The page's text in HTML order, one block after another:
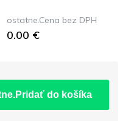
ostatne.Cena bez DPH
0.00 €
do košíka